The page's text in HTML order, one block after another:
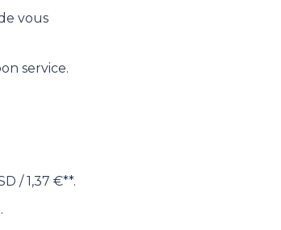
vous
service.
/ 1,37 €**.